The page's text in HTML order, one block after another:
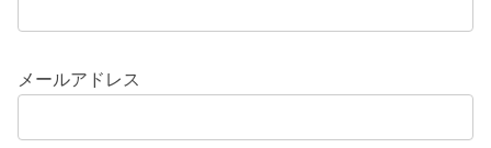
メールアドレス